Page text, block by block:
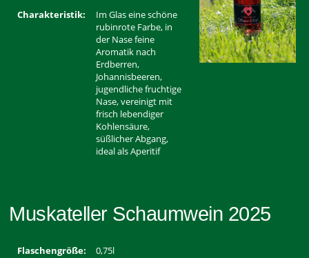
Charakteristik:
Im Glas eine schöne
rubinrote Farbe, in
der Nase feine
Aromatik nach
Erdberren,
Johannisbeeren,
jugendliche fruchtige
Nase, vereinigt mit
frisch lebendiger
Kohlensäure,
süßlicher Abgang,
ideal als Aperitif
Muskateller Schaumwein 2025
Flaschengröße:
0,75l